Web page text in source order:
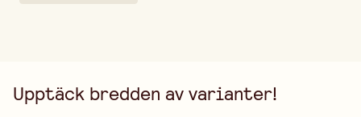
Upptäck bredden av varianter!